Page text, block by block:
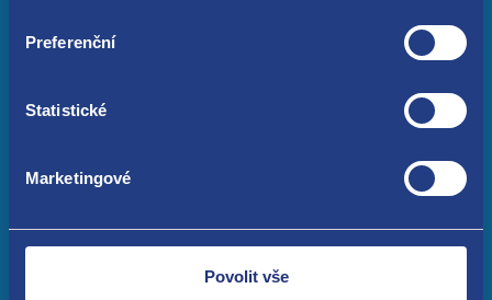
Preferenční
Statistické
Marketingové
Povolit vše
reklamace@autodilyvojkov.cz